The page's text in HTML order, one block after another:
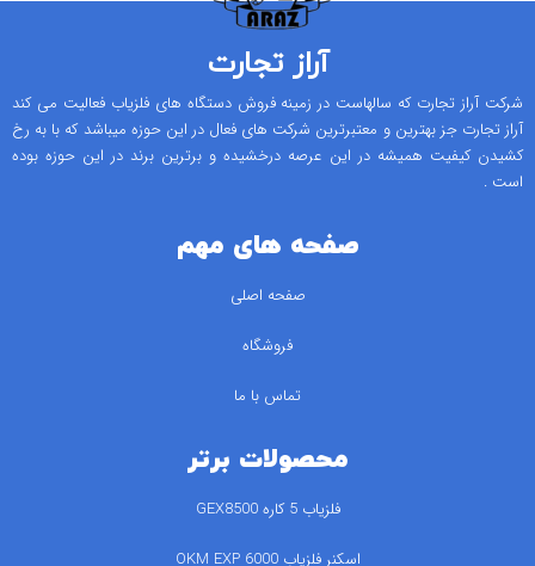
آراز تجارت
شرکت آراز تجارت که سالهاست در زمینه فروش دستگاه های فلزیاب فعالیت می کند
آراز تجارت جز بهترین و معتبرترین شرکت های فعال در این حوزه میباشد که با به رخ
کشیدن کیفیت همیشه در این عرصه درخشیده و برترین برند در این حوزه بوده
است .
صفحه های مهم
صفحه اصلی
فروشگاه
تماس با ما
محصولات برتر
فلزیاب 5 کاره GEX8500
اسکنر فلزیاب 6000 OKM EXP